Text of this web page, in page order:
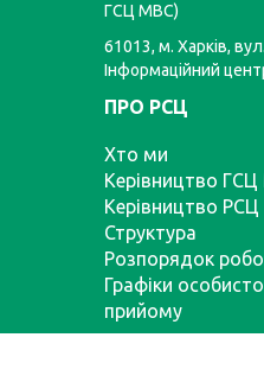
ГСЦ МВС)
61013, м. Харків,
Інформаційний
ПРО РСЦ
Хто ми
Керівництво
Керівництво
Структура
Розпорядок
Графіки
прийому